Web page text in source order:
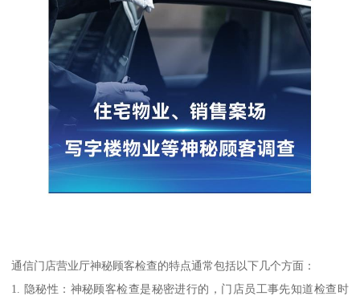
通信门店营业厅神秘顾客检查的特点通常包括以下几个方面：
1. 隐秘性：神秘顾客检查是秘密进行的，门店员工事先知道检查时